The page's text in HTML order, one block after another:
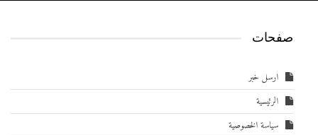
صفحات
ارسل خبر
الرئيسية
سياسة الخصوصية